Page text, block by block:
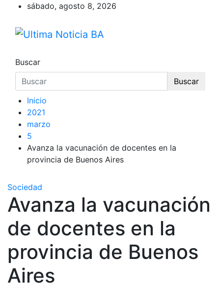
Saltar
contenido
sábado, agosto 8, 2026
Buscar
Buscar
Inicio
2021
marzo
5
Avanza la vacunación de docentes en la
provincia de Buenos Aires
Sociedad
Avanza la vacunación
de docentes en la
provincia de Buenos
Aires